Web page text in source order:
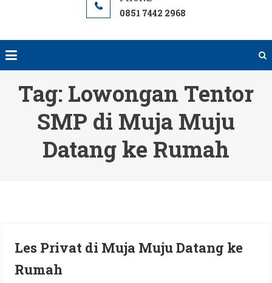
0851 7442 2968
Tag: Lowongan Tentor
SMP di Muja Muju
Datang ke Rumah
Les Privat di Muja Muju Datang ke
Rumah